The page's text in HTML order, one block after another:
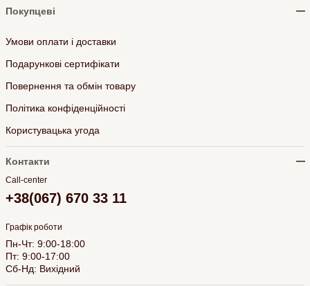
Покупцеві
Умови оплати і доставки
Подарункові сертифікати
Повернення та обмін товару
Політика конфіденційності
Користувацька угода
Контакти
Call-center
+38(067) 670 33 11
Графік роботи
Пн-Чт: 9:00-18:00
Пт: 9:00-17:00
Сб-Нд: Вихідний